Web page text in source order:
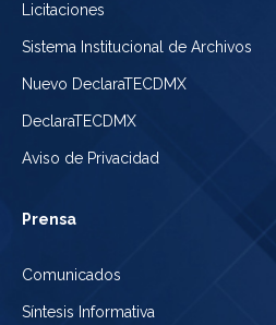
Licitaciones
Sistema Institucional de Archivos
Nuevo DeclaraTECDMX
DeclaraTECDMX
Aviso de Privacidad
Prensa
Comunicados
Síntesis Informativa